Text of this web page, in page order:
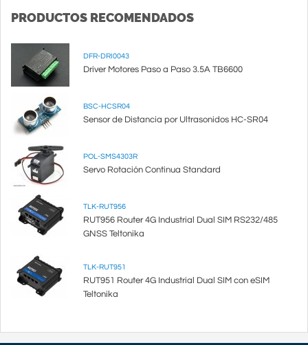
PRODUCTOS RECOMENDADOS
DFR-DRI0043
Driver Motores Paso a Paso 3.5A TB6600
BSC-HCSR04
Sensor de Distancia por Ultrasonidos HC-SR04
POL-SMS4303R
Servo Rotación Continua Standard
TLK-RUT956
RUT956 Router 4G Industrial Dual SIM RS232/485
GNSS Teltonika
TLK-RUT951
RUT951 Router 4G Industrial Dual SIM con eSIM
Teltonika